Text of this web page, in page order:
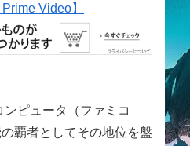
Prime Video】
ピュータ（ファミコ
覇者としてその地位を盤